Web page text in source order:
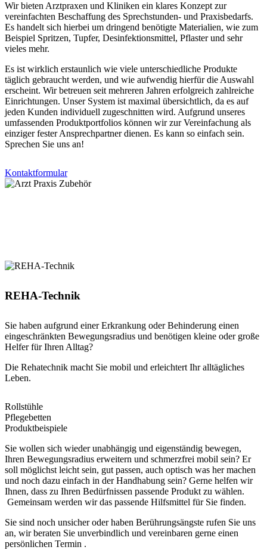
Wir bieten Arztpraxen und Kliniken ein klares Konzept zur
vereinfachten Beschaffung des Sprechstunden- und Praxisbedarfs.
Es handelt sich hierbei um dringend benötigte Materialien, wie zum
Beispiel Spritzen, Tupfer, Desinfektionsmittel, Pflaster und sehr
vieles mehr.
Es ist wirklich erstaunlich wie viele unterschiedliche Produkte
täglich gebraucht werden, und wie aufwendig hierfür die Auswahl
erscheint. Wir betreuen seit mehreren Jahren erfolgreich zahlreiche
Einrichtungen. Unser System ist maximal übersichtlich, da es auf
jeden Kunden individuell zugeschnitten wird. Aufgrund unseres
umfassenden Produktportfolios können wir zur Vereinfachung als
einziger fester Ansprechpartner dienen. Es kann so einfach sein.
Sprechen Sie uns an!
Kontaktformular
REHA-Technik
Sie haben aufgrund einer Erkrankung oder Behinderung einen
eingeschränkten Bewegungsradius und benötigen kleine oder große
Helfer für Ihren Alltag?
Die Rehatechnik macht Sie mobil und erleichtert Ihr alltägliches
Leben.
Rollstühle
Pflegebetten
Produktbeispiele
Sie wollen sich wieder unabhängig und eigenständig bewegen,
Ihren Bewegungsradius erweitern und schmerzfrei mobil sein? Er
soll möglichst leicht sein, gut passen, auch optisch was her machen
und noch dazu einfach in der Handhabung sein? Gerne helfen wir
Ihnen, dass zu Ihren Bedürfnissen passende Produkt zu wählen.
Gemeinsam werden wir das passende Hilfsmittel für Sie finden.
Sie sind noch unsicher oder haben Berührungsängste rufen Sie uns
an, wir beraten Sie unverbindlich und vereinbaren gerne einen
persönlichen Termin .